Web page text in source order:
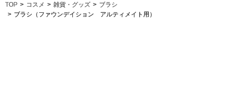
TOP コスメ 雑貨・グッズ
ブラシ
ブラシ（ファウンデイション アルティメイト用）